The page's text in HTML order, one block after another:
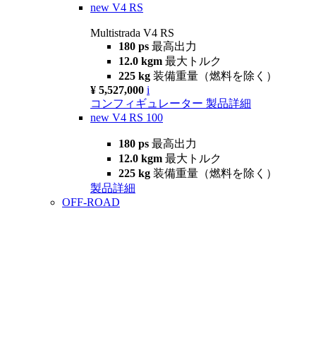
new V4 RS
Multistrada V4 RS
180 ps 最高出力
12.0 kgm 最大トルク
225 kg 装備重量（燃料を除く）
¥ 5,527,000 i
コンフィギュレーター 製品詳細
new V4 RS 100
180 ps 最高出力
12.0 kgm 最大トルク
225 kg 装備重量（燃料を除く）
製品詳細
OFF-ROAD